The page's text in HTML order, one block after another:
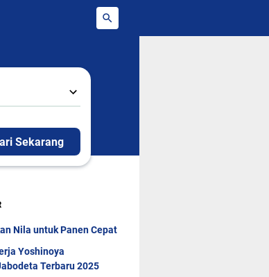
Sekarang
Nila untuk Panen Cepat
Yoshinoya
Terbaru 2025